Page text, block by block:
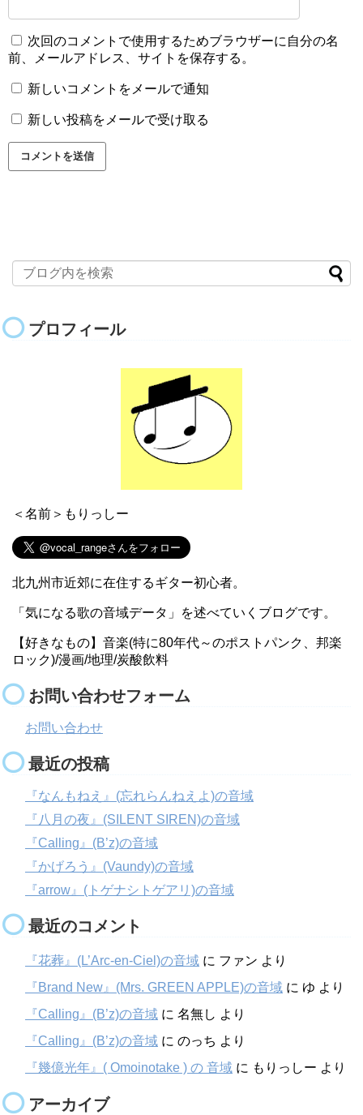
次回のコメントで使用するためブラウザーに自分の名
前、メールアドレス、サイトを保存する。
新しいコメントをメールで通知
新しい投稿をメールで受け取る
プロフィール
＜名前＞もりっしー
北九州市近郊に在住するギター初心者。
「気になる歌の音域データ」を述べていくブログです。
【好きなもの】音楽(特に80年代～のポストパンク、邦楽
ロック)/漫画/地理/炭酸飲料
お問い合わせフォーム
お問い合わせ
最近の投稿
『なんもねえ』(忘れらんねえよ)の音域
『八月の夜』(SILENT SIREN)の音域
『Calling』(B’z)の音域
『かげろう』(Vaundy)の音域
『arrow』(トゲナシトゲアリ)の音域
最近のコメント
『花葬』(L’Arc-en-Ciel)の音域 に ファン より
『Brand New』(Mrs. GREEN APPLE)の音域 に ゆ より
『Calling』(B’z)の音域 に 名無し より
『Calling』(B’z)の音域 に のっち より
『幾億光年』( Omoinotake ) の 音域 に もりっしー より
アーカイブ